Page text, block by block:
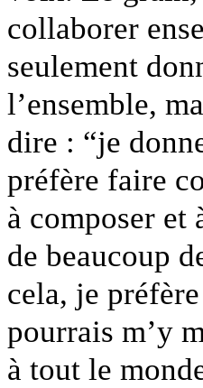
collaborer
seulement
l’ensemble,
dire : “je
préfère faire
à composer et
de beaucoup
cela, je
pourrais m’y
à tout le